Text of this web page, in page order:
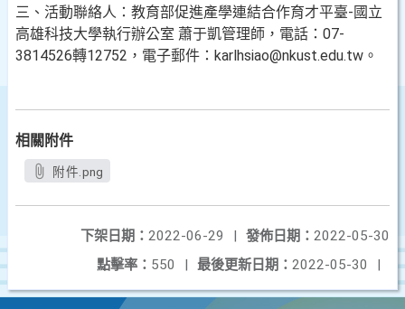
三、活動聯絡人：教育部促進產學連結合作育才平臺-國立
高雄科技大學執行辦公室 蕭于凱管理師，電話：07-
3814526轉12752，電子郵件：karlhsiao@nkust.edu.tw。
相關附件
附件.png
發佈日期： 2022-05-30
下架日期： 2022-06-29
|
最後更新日期： 2022-05-30 |
點擊率： 550 |